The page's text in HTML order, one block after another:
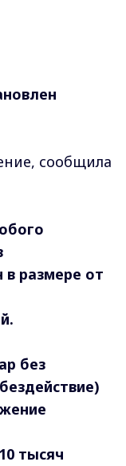
сообщила
размере от
без
тысяч